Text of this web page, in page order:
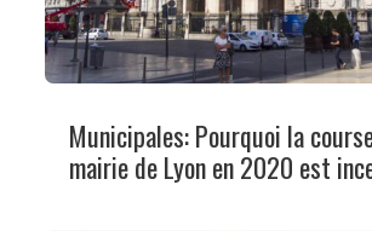
Municipales: Pourquoi la
mairie de Lyon en 2020 est